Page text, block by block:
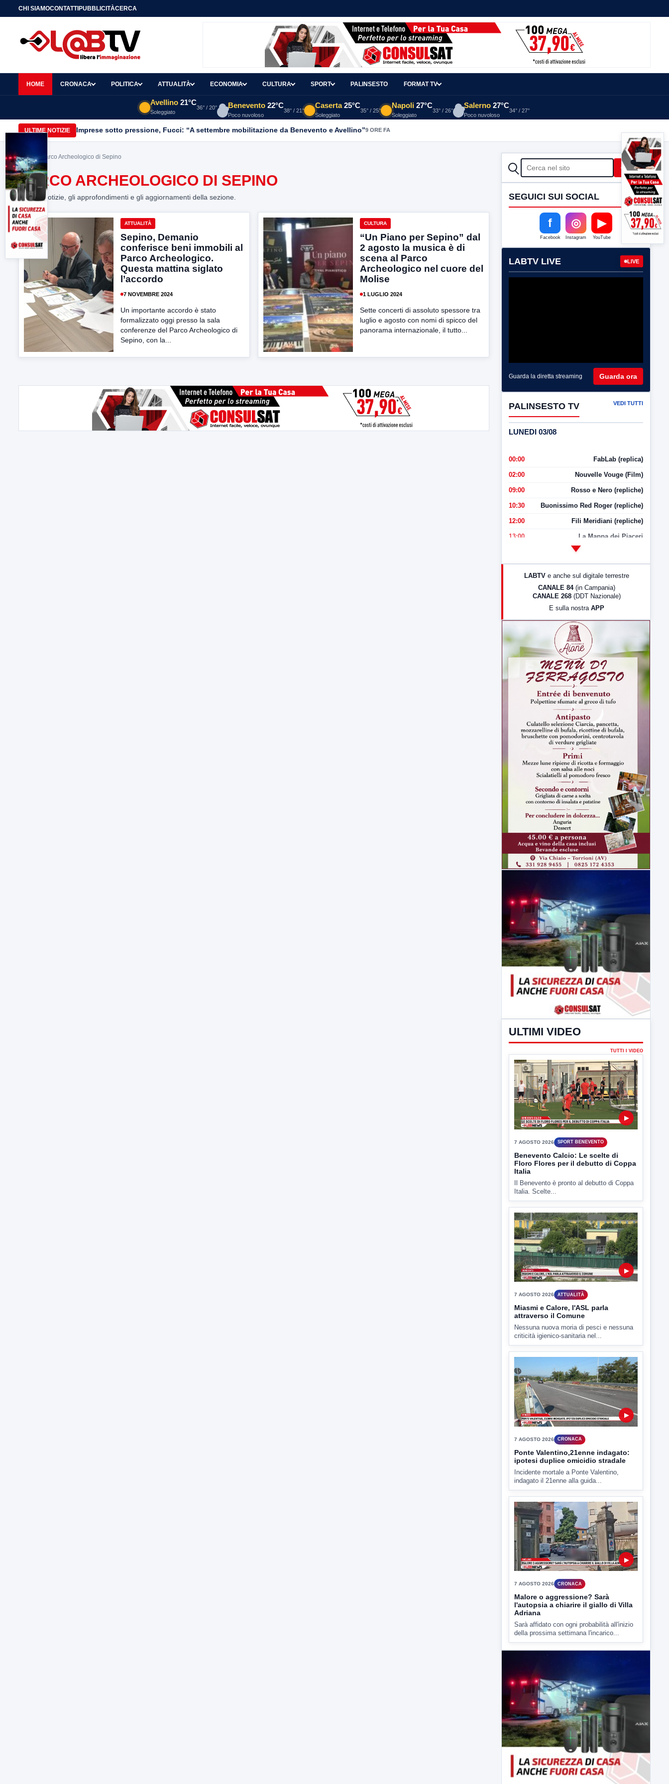
CHI SIAMOCONTATTIPUBBLICITÀCERCA
HOME CRONACA POLITICA ATTUALITÀ ECONOMIA CULTURA SPORT PALINSESTO FORMAT TV
Avellino 21°C
Soleggiato
36° / 20° Benevento 22°C
Poco nuvoloso
38° / 21°
Caserta 25°C
Soleggiato
35° / 25°
Napoli 27°C
Soleggiato
33° / 26°
Salerno 27°C
Poco nuvoloso
34° / 27°
ULTIME NOTIZIE Imprese sotto pressione, Fucci: “A settembre mobilitazione da Benevento e Avellino”9 ORE FA
Home> Parco Archeologico di Sepino
PARCO ARCHEOLOGICO DI SEPINO
Tutte le notizie, gli approfondimenti e gli aggiornamenti della sezione.
ATTUALITÀ
Sepino, Demanio
conferisce beni immobili al
Parco Archeologico.
Questa mattina siglato
l’accordo
7 NOVEMBRE 2024
Un importante accordo è stato
formalizzato oggi presso la sala
conferenze del Parco Archeologico di
Sepino, con la...
CULTURA
“Un Piano per Sepino” dal
2 agosto la musica è di
scena al Parco
Archeologico nel cuore del
Molise
1 LUGLIO 2024
Sette concerti di assoluto spessore tra
luglio e agosto con nomi di spicco del
panorama internazionale, il tutto...
CERCA Cerca
SEGUICI SUI SOCIAL
f
Facebook
◎
Instagram
▶
YouTube
LABTV LIVE LIVE
Guarda la diretta streaming Guarda ora
PALINSESTO TV VEDI TUTTI
LUNEDI 03/08
00:00 FabLab (replica)
02:00 Nouvelle Vouge (Film)
09:00 Rosso e Nero (repliche)
10:30 Buonissimo Red Roger (repliche)
12:00 Fili Meridiani (repliche)
13:00 La Mappa dei Piaceri
LabNews (Diretta)
LabNews (replica)
LABTV e anche sul digitale terrestre
CANALE 84 (in Campania)
CANALE 268 (DDT Nazionale)
E sulla nostra APP
ULTIMI VIDEO
TUTTI I VIDEO
▶
7 AGOSTO 2026 SPORT BENEVENTO
Benevento Calcio: Le scelte di
Floro Flores per il debutto di Coppa
Italia
Il Benevento è pronto al debutto di Coppa
Italia. Scelte...
▶
7 AGOSTO 2026
Miasmi e Calore, l'ASL parla
attraverso il Comune
Nessuna nuova moria di pesci e nessuna
criticità igienico-sanitaria nel...
7 AGOSTO 2026 CRONACA
Ponte Valentino,21enne indagato:
ipotesi duplice omicidio stradale
Incidente mortale a Ponte Valentino,
indagato il 21enne alla guida...
▶
7 AGOSTO 2026 CRONACA
Malore o aggressione? Sarà
l'autopsia a chiarire il giallo di Villa
Adriana
Sarà affidato con ogni probabilità all'inizio
della prossima settimana l'incarico...